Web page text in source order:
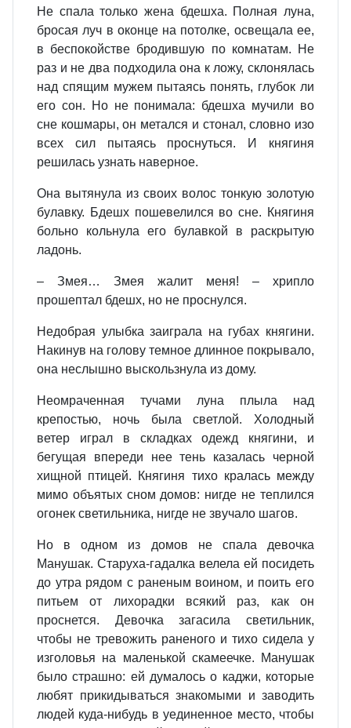
Не спала только жена бдешха. Полная луна,
бросая луч в оконце на потолке, освещала ее,
в беспокойстве бродившую по комнатам. Не
раз и не два подходила она к ложу, склонялась
над спящим мужем пытаясь понять, глубок ли
его сон. Но не понимала: бдешха мучили во
сне кошмары, он метался и стонал, словно изо
всех сил пытаясь проснуться. И княгиня
решилась узнать наверное.
Она вытянула из своих волос тонкую золотую
булавку. Бдешх пошевелился во сне. Княгиня
больно кольнула его булавкой в раскрытую
ладонь.
– Змея… Змея жалит меня! – хрипло
прошептал бдешх, но не проснулся.
Недобрая улыбка заиграла на губах княгини.
Накинув на голову темное длинное покрывало,
она неслышно выскользнула из дому.
Неомраченная тучами луна плыла над
крепостью, ночь была светлой. Холодный
ветер играл в складках одежд княгини, и
бегущая впереди нее тень казалась черной
хищной птицей. Княгиня тихо кралась между
мимо объятых сном домов: нигде не теплился
огонек светильника, нигде не звучало шагов.
Но в одном из домов не спала девочка
Манушак. Старуха‑гадалка велела ей посидеть
до утра рядом с раненым воином, и поить его
питьем от лихорадки всякий раз, как он
проснется. Девочка загасила светильник,
чтобы не тревожить раненого и тихо сидела у
изголовья на маленькой скамеечке. Манушак
было страшно: ей думалось о каджи, которые
любят прикидываться знакомыми и заводить
людей куда‑нибудь в уединенное место, чтобы